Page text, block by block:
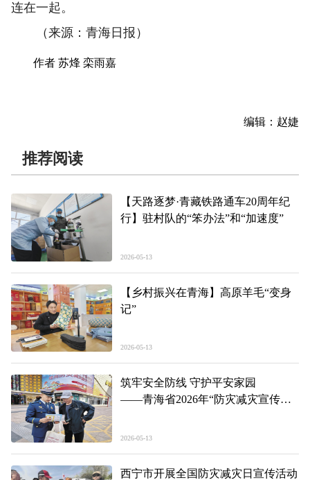
连在一起。
（来源：青海日报）
作者 苏烽 栾雨嘉
编辑：赵婕
推荐阅读
【天路逐梦·青藏铁路通车20周年纪
行】驻村队的“笨办法”和“加速度”
2026-05-13
【乡村振兴在青海】高原羊毛“变身
记”
2026-05-13
筑牢安全防线 守护平安家园
——青海省2026年“防灾减灾宣传
2026-05-13
西宁市开展全国防灾减灾日宣传活动